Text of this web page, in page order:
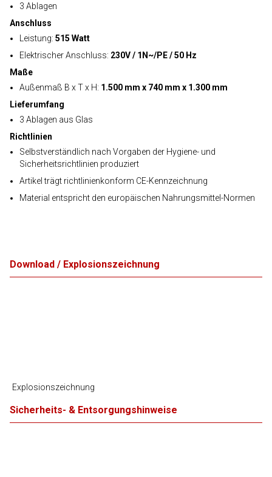
3 Ablagen
Anschluss
Leistung: 515 Watt
Elektrischer Anschluss: 230V / 1N~/PE / 50 Hz
Maße
Außenmaß B x T x H: 1.500 mm x 740 mm x 1.300 mm
Lieferumfang
3 Ablagen aus Glas
Richtlinien
Selbstverständlich nach Vorgaben der Hygiene- und
Sicherheitsrichtlinien produziert
Artikel trägt richtlinienkonform CE-Kennzeichnung
Material entspricht den europäischen Nahrungsmittel-Normen
Download / Explosionszeichnung
Explosionszeichnung
Sicherheits- & Entsorgungshinweise